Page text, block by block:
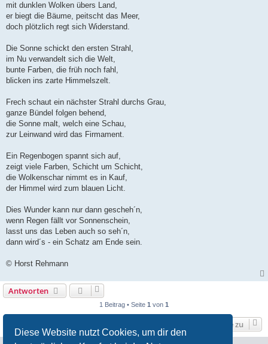
Diese Website nutzt Cookies, um dir den
r
a
mit dunklen Wolken übers Land,
er biegt die Bäume, peitscht das Meer,
doch plötzlich regt sich Widerstand.
Die Sonne schickt den ersten Strahl,
im Nu verwandelt sich die Welt,
bunte Farben, die früh noch fahl,
blicken ins zarte Himmelszelt.
Frech schaut ein nächster Strahl durchs Grau,
ganze Bündel folgen behend,
die Sonne malt, welch eine Schau,
zur Leinwand wird das Firmament.
Ein Regenbogen spannt sich auf,
zeigt viele Farben, Schicht um Schicht,
die Wolkenschar nimmt es in Kauf,
der Himmel wird zum blauen Licht.
Dies Wunder kann nur dann gescheh´n,
wenn Regen fällt vor Sonnenschein,
lasst uns das Leben auch so seh´n,
dann wird´s - ein Schatz am Ende sein.
© Horst Rehmann
Antworten
1 Beitrag • Seite 1 von 1
Gehe zu